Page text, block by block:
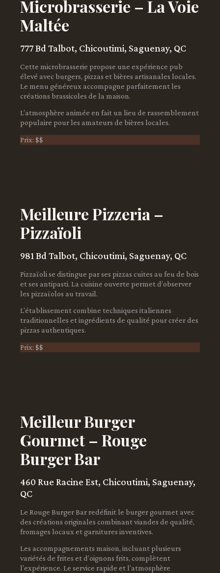
Microbrasserie – La Voie
Maltée
777 Bd Talbot, Chicoutimi, Saguenay, QC
Cette microbrasserie propose une expérience pub
élevé avec burgers, pizzas et bières artisanales locales.
Le menu généreux accompagne parfaitement les
créations brassicoles de la maison.
L’atmosphère animée en fait un lieu de rassemblement
populaire pour les amateurs de bières locales.
Prix: $$
Meilleure Pizzeria –
Pizzaïoli
981 Bd Talbot, Chicoutimi, Saguenay, QC
Pizzaïoli se distingue par ses pizzas cuites au feu de bois
et ses antipasti. La cuisine ouverte permet d’observer
les pizzaïolos au travail.
L’établissement combine techniques italiennes
traditionnelles et ingrédients de qualité pour créer des
pizzas authentiques.
Prix: $$
Meilleur Burger
Gourmet – Rouge
Burger Bar
460 Rue Racine Est, Chicoutimi, Saguenay,
QC
Le Rouge Burger Bar redéfinit le burger gourmet avec
des créations originales combinant viandes de qualité,
fromages locaux et garnitures inventives.
Les accompagnements maison, incluant plusieurs
variétés de frites et d’oignons frits, complètent
l’expérience. Le service rapide et l’atmosphère